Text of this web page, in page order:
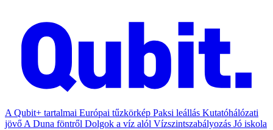
A Qubit+ tartalmai Európai tűzkörkép Paksi leállás Kutatóhálózati
jövő A Duna föntről Dolgok a víz alól Vízszintszabályozás Jó iskola